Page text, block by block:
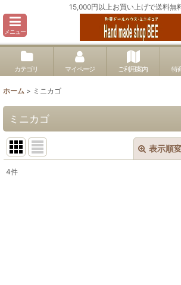
15,000円以上お買い上げで送料無
メニュー
カテゴリ マイページ ご利用案内 特
ホーム > ミニカゴ
ミニカゴ
表示順
4件